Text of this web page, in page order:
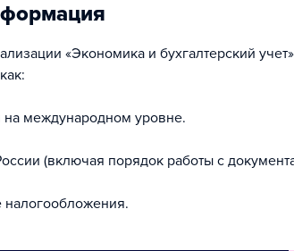
«Экономика и бухгалтерский
на международном уровне.
(включая порядок работы с